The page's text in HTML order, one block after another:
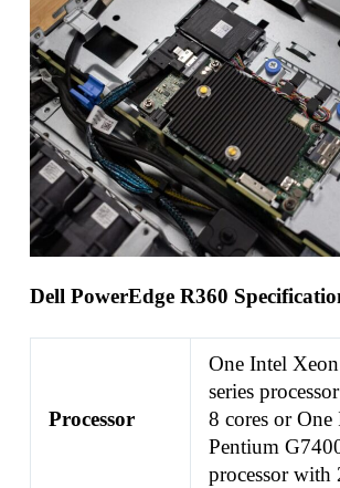
Dell PowerEdge R360
Processor
One Intel
series
8 cores or One
Pentium
processor with